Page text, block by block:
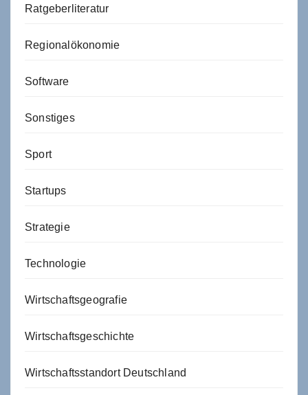
Ratgeberliteratur
Regionalökonomie
Software
Sonstiges
Sport
Startups
Strategie
Technologie
Wirtschaftsgeografie
Wirtschaftsgeschichte
Wirtschaftsstandort Deutschland